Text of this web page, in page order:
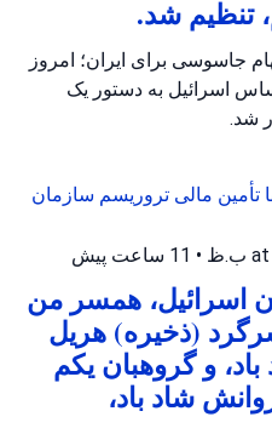
تنظیم شد.
جاسوسی برای ایران؛ امروز
اسرائیل به دستور یک
شد.
تأمین مالی تروریسم سازمان
• 11 ساعت پیش
اسرائیل، همسر من
(ذخیره) هریل
و گروهبان یکم
شاد باد،